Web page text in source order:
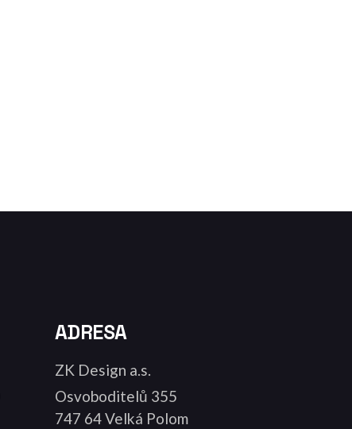
ADRESA
ZK Design a.s.
Osvoboditelů 355
747 64 Velká Polom